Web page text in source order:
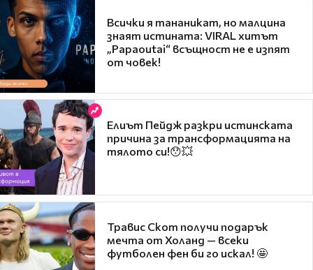
Всички я тананикат, но малцина
знаят истината: VIRAL хитът
„Papaoutai“ всъщност не е изпят
от човек!
Елиът Пейдж разкри истинската
причина за трансформацията на
тялото си!😯💥
Травис Скот получи подарък
мечта от Холанд — всеки
футболен фен би го искал! 🤩